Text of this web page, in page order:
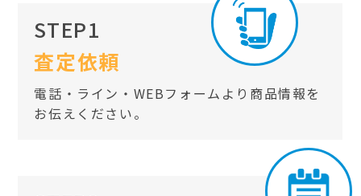
STEP1
査定依頼
電話・ライン・WEBフォームより商品情報を
お伝えください。